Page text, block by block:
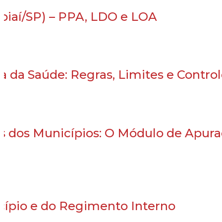
SP) – PPA, LDO e LOA
da Saúde: Regras, Limites e
dos Municípios: O Módulo de
e do Regimento Interno